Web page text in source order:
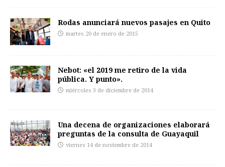
Rodas anunciará nuevos pasajes en Quito
martes 20 de enero de 2015
Nebot: «el 2019 me retiro de la vida
pública. Y punto».
miércoles 3 de diciembre de 2014
Una decena de organizaciones elaborará
preguntas de la consulta de Guayaquil
viernes 14 de noviembre de 2014